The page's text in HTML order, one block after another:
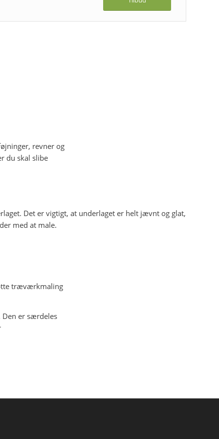
revner og
du skal slibe
Det er vigtigt, at underlaget er helt jævnt og glat,
med at male.
træværkmaling
Den er særdeles